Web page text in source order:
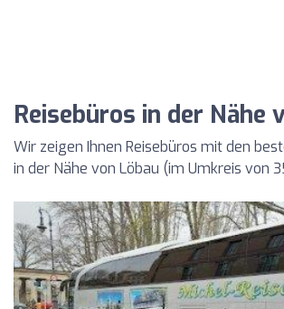
Reisebüros in der Nähe
Wir zeigen Ihnen Reisebüros mit den
in der Nähe von Löbau (im Umkreis von